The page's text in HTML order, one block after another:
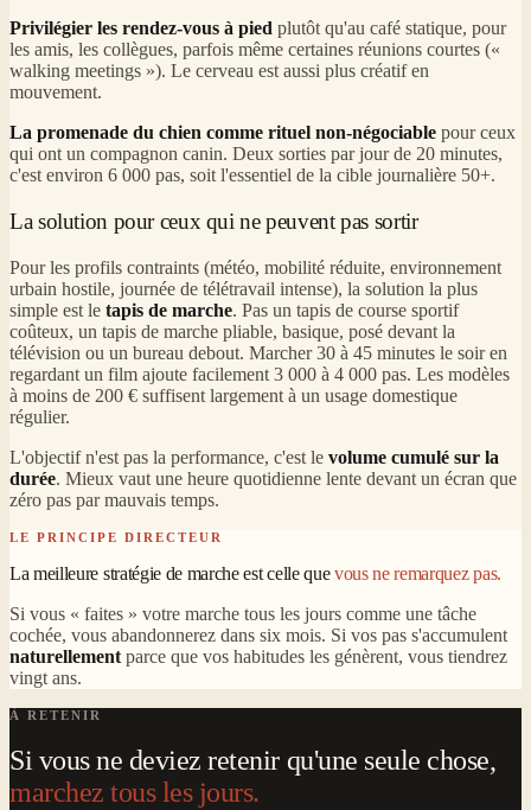
Privilégier les rendez-vous à pied plutôt qu'au café statique, pour
les amis, les collègues, parfois même certaines réunions courtes («
walking meetings »). Le cerveau est aussi plus créatif en
mouvement.
La promenade du chien comme rituel non-négociable pour ceux
qui ont un compagnon canin. Deux sorties par jour de 20 minutes,
c'est environ 6 000 pas, soit l'essentiel de la cible journalière 50+.
La solution pour ceux qui ne peuvent pas sortir
Pour les profils contraints (météo, mobilité réduite, environnement
urbain hostile, journée de télétravail intense), la solution la plus
simple est le tapis de marche. Pas un tapis de course sportif
coûteux, un tapis de marche pliable, basique, posé devant la
télévision ou un bureau debout. Marcher 30 à 45 minutes le soir en
regardant un film ajoute facilement 3 000 à 4 000 pas. Les modèles
à moins de 200 € suffisent largement à un usage domestique
régulier.
L'objectif n'est pas la performance, c'est le volume cumulé sur la
durée. Mieux vaut une heure quotidienne lente devant un écran que
zéro pas par mauvais temps.
LE PRINCIPE DIRECTEUR
La meilleure stratégie de marche est celle quevous ne remarquez pas.
Si vous « faites » votre marche tous les jours comme une tâche
cochée, vous abandonnerez dans six mois. Si vos pas s'accumulent
naturellement parce que vos habitudes les génèrent, vous tiendrez
vingt ans.
À RETENIR
Si vous ne deviez retenir qu'une seule chose,
marchez tous les jours.